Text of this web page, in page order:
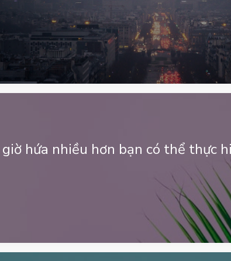
hứa nhiều hơn bạn có thể thực